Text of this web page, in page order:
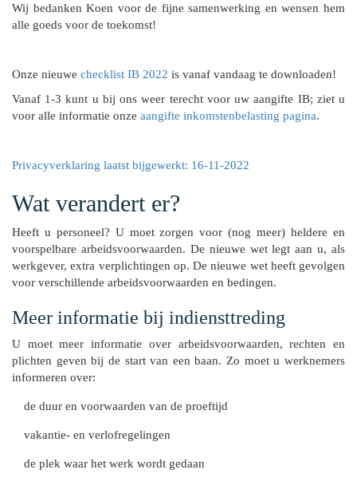
Wij bedanken Koen voor de fijne samenwerking en wensen hem
alle goeds voor de toekomst!
Onze nieuwe checklist IB 2022 is vanaf vandaag te downloaden!
Vanaf 1-3 kunt u bij ons weer terecht voor uw aangifte IB; ziet u
voor alle informatie onze aangifte inkomstenbelasting pagina.
Privacyverklaring laatst bijgewerkt: 16-11-2022
Wat verandert er?
Heeft u personeel? U moet zorgen voor (nog meer) heldere en
voorspelbare arbeidsvoorwaarden. De nieuwe wet legt aan u, als
werkgever, extra verplichtingen op. De nieuwe wet heeft gevolgen
voor verschillende arbeidsvoorwaarden en bedingen.
Meer informatie bij indiensttreding
U moet meer informatie over arbeidsvoorwaarden, rechten en
plichten geven bij de start van een baan. Zo moet u werknemers
informeren over:
de duur en voorwaarden van de proeftijd
vakantie- en verlofregelingen
de plek waar het werk wordt gedaan